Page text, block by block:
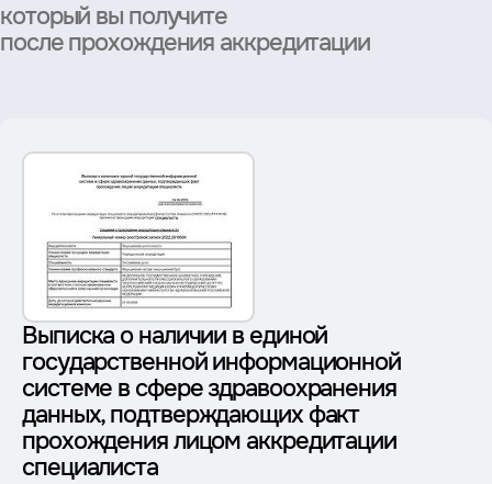
который вы получите
после прохождения аккредитации
Выписка о наличии в единой
государственной информационной
системе в сфере здравоохранения
данных, подтверждающих факт
прохождения лицом аккредитации
специалиста